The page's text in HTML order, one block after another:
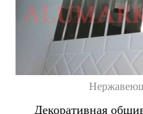
Декоративная